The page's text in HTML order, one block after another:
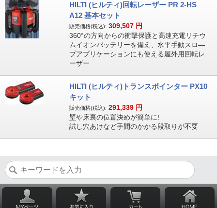
HILTI (ヒルティ)回転レーザー PR 2-HS
A12 基本セット
販売価格(税込): 309,507 円
360°の方向からの衝撃保護と高速充電リチウ
ムイオンバッテリーを備え、水平手動スロ―
プアプリケーションにも使える屋外用回転レ
ーザー
HILTI (ヒルティ)トランスポインター PX10
キット
販売価格(税込): 291,339 円
壁や床裏の位置決めが簡単に!
試し穴あけなど手間のかかる段取りが不要